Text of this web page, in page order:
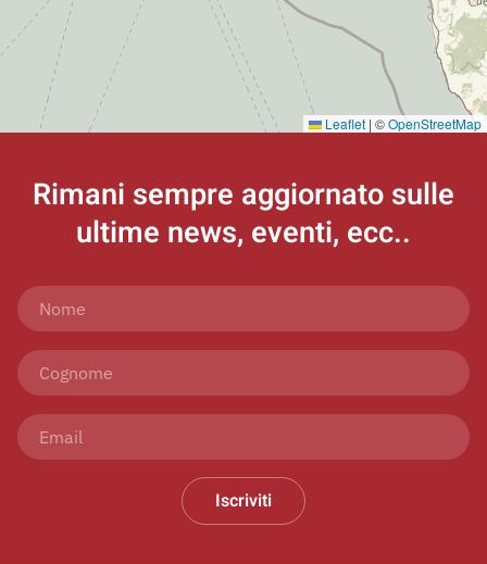
Leaflet | ©OpenStreetMap
Rimani sempre aggiornato sulle
ultime news, eventi, ecc..
Iscriviti